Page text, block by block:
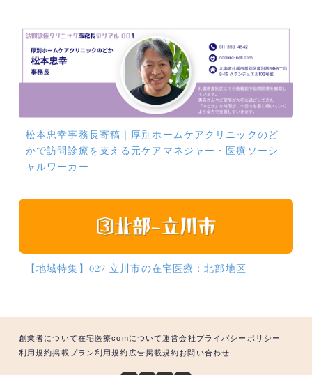
松本忠幸事務長寄稿｜厚別ホームケアクリニックのど
かで訪問診療を支える元ケアマネジャー・医療ソーシ
ャルワーカー
【地域特集】027 立川市の在宅医療：北部地区
創業者について在宅医療comについて運営会社 プライバシーポリシー
利用規約掲載プラン利用規約 広告掲載規約お問い合わせ